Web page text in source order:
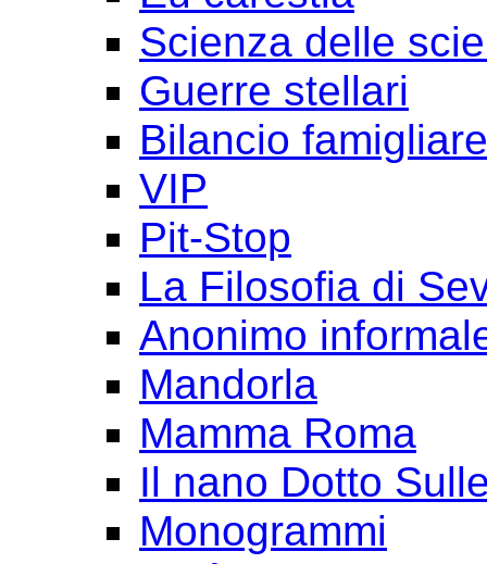
Scienza delle
Guerre stellari
Bilancio famigliare
VIP
Pit-Stop
La Filosofia di
Anonimo
Mandorla
Mamma Roma
Il nano Dotto
Monogrammi